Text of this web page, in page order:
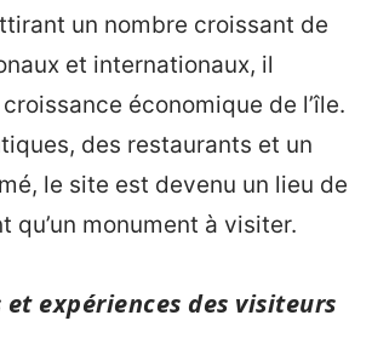
un nombre croissant de
et internationaux, il
économique de l’île.
des restaurants et un
le site est devenu un lieu de
qu’un monument à visiter.
expériences des visiteurs